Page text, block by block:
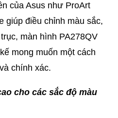
của Asus như ProArt
giúp điều chỉnh màu sắc,
màn hình PA278QV
mong muốn một cách
chính xác.
cho các sắc độ màu